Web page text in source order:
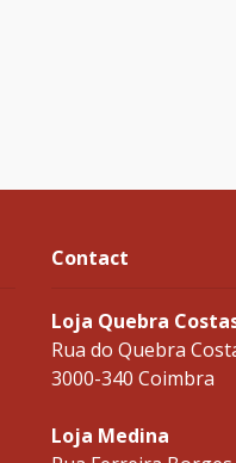
Contact
Loja Quebra
Rua do Quebra
3000-340 Coimbra
Loja Medina